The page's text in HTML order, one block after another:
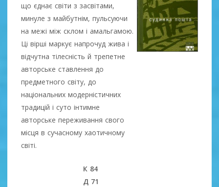
що єднає світи з засвітами,
минуле з майбутнім, пульсуючи
на межі між склом і амальгамою.
Ці вірші маркує напрочуд жива і
відчутна тілесність й трепетне
авторське ставлення до
предметного світу, до
національних модерністичних
традицій і суто інтимне
авторське переживання свого
місця в сучасному хаотичному
світі.
К 84
Д 71